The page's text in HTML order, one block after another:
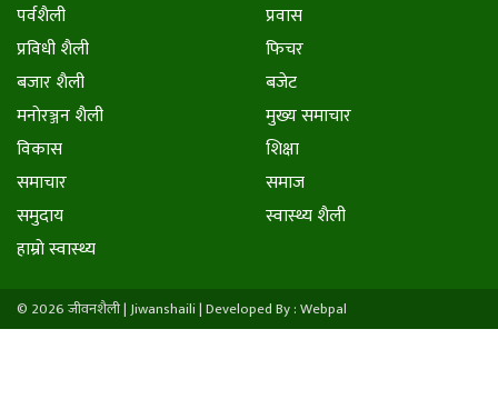
पर्वशैली
प्रवास
प्रविधी शैली
फिचर
बजार शैली
बजेट
मनाेरञ्जन शैली
मुख्य समाचार
विकास
शिक्षा
समाचार
समाज
समुदाय
स्वास्थ्य शैली
हाम्राे स्वास्थ्य
© 2026 जीवनशैली | Jiwanshaili |Developed By : Webpal